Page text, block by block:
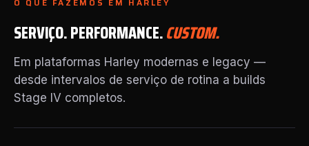
SERVIÇO. PERFORMANCE.CUSTOM.
Em plataformas Harley modernas e legacy —
desde intervalos de serviço de rotina a builds
Stage IV completos.